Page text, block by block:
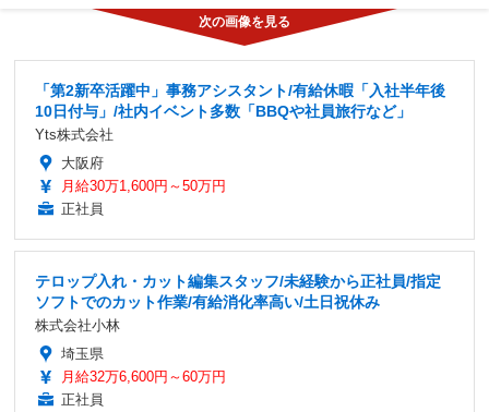
「第2新卒活躍中」事務アシスタント/有給休暇「入社半年後
10日付与」/社内イベント多数「BBQや社員旅行など」
Yts株式会社
大阪府
月給30万1,600円～50万円
正社員
テロップ入れ・カット編集スタッフ/未経験から正社員/指定
ソフトでのカット作業/有給消化率高い/土日祝休み
株式会社小林
埼玉県
月給32万6,600円～60万円
正社員